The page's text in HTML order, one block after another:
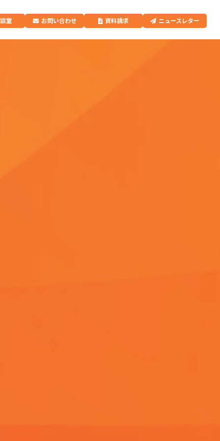
室 お問い合わせ 資料請求 ニュースレター